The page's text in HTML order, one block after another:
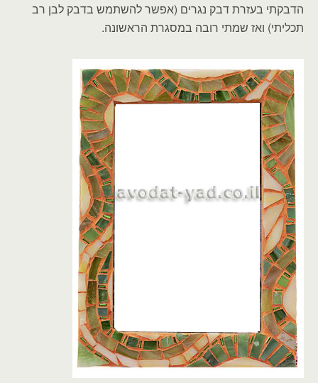
הדבקתי בעזרת דבק נגרים (אפשר להשתמש בדבק לבן רב
תכליתי) ואז שמתי רובה במסגרת הראשונה.